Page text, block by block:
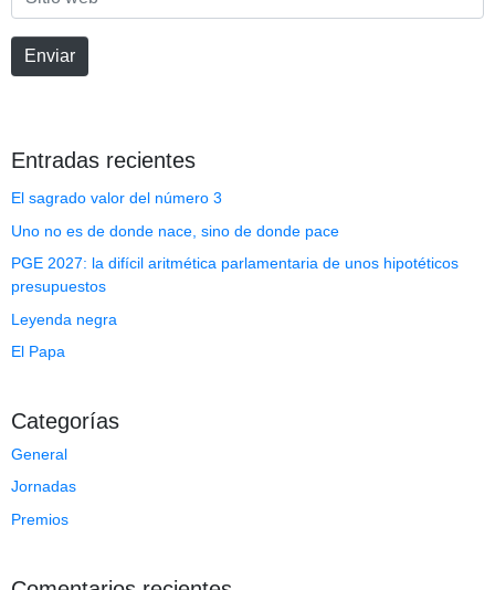
web
Enviar
Entradas recientes
El sagrado valor del número 3
Uno no es de donde nace, sino de donde pace
PGE 2027: la difícil aritmética parlamentaria de unos hipotéticos
presupuestos
Leyenda negra
El Papa
Categorías
General
Jornadas
Premios